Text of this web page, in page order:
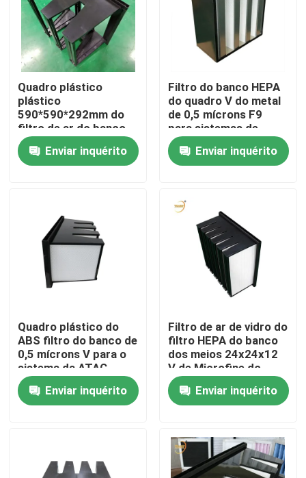
Casa
Produtos
Vídeos
Excursão da fábrica
Peça umas citações
Filtro profundo do plissado HEPA
Unidade de FFU
Quadro plástico
plástico
590*590*292mm do
filtro de ar do banco
do ABS V
Enviar inquérito
Filtro do banco HEPA
do quadro V do metal
de 0,5 mícrons F9
para sistemas de
condicionamento de
ar
Enviar inquérito
Quadro plástico do
ABS filtro do banco de
0,5 mícrons V para o
sistema da ATAC
Enviar inquérito
Filtro de ar de vidro do
filtro HEPA do banco
dos meios 24x24x12
V de Microfine do
quadro plástico do
ABS Enviar inquérito